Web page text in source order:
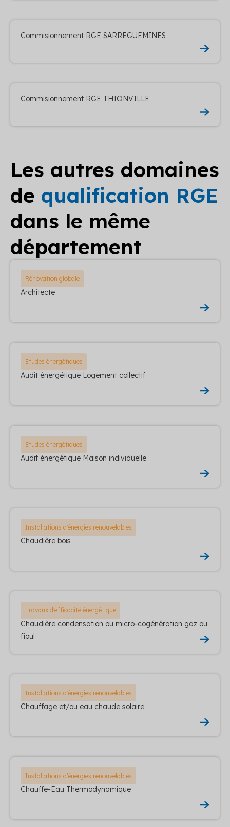
Commisionnement RGE SARREGUEMINES
Commisionnement RGE THIONVILLE
Les autres domaines
de qualification RGE
dans le même
département
Rénovation globale
Architecte
Etudes énergétiques
Audit énergétique Logement collectif
Etudes énergétiques
Audit énergétique Maison individuelle
Installations d'énergies renouvelables
Chaudière bois
Travaux d'efficacité énergétique
Chaudière condensation ou micro-cogénération gaz ou
fioul
Installations d'énergies renouvelables
Chauffage et/ou eau chaude solaire
Installations d'énergies renouvelables
Chauffe-Eau Thermodynamique